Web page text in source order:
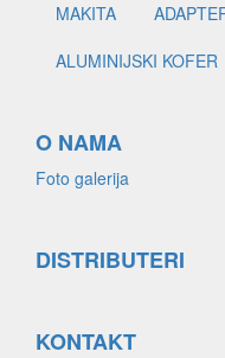
MAKITA
ALUMINIJSKI KOFER
O NAMA
Foto galerija
DISTRIBUTERI
KONTAKT